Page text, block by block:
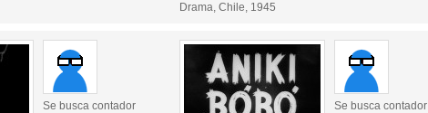
Drama, Chile, 1945
Se busca contador Se busca contador